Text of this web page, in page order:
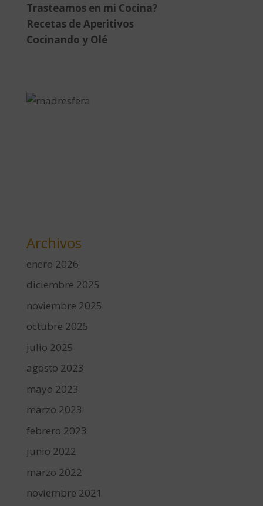
Trasteamos en mi Cocina?
Recetas de Aperitivos
Cocinando y Olé
Archivos
enero 2026
diciembre 2025
noviembre 2025
octubre 2025
julio 2025
agosto 2023
mayo 2023
marzo 2023
febrero 2023
junio 2022
marzo 2022
noviembre 2021